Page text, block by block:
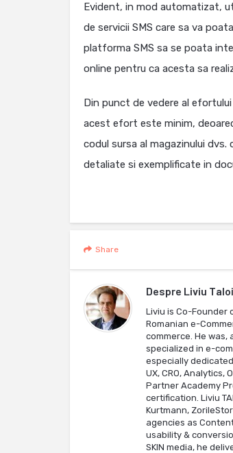
Evident, in mod automatizat,
de servicii SMS care sa va
platforma SMS sa se poata
online pentru ca acesta sa
Din punct de vedere al
acest efort este minim,
codul sursa al magazinului
detaliate si exemplificate in
Share
Despre Liviu Taloi
Liviu is Co-Founder
Romanian e-
commerce. He was,
specialized in e-
especially
UX, CRO,
Partner Academy
certification. Liviu
Kurtmann,
agencies as
usability &
SKIN media, he